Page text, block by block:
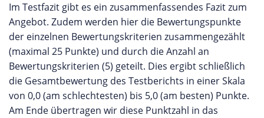
Im Testfazit gibt es ein zusammenfassendes Fazit zum
Angebot. Zudem werden hier die Bewertungspunkte
der einzelnen Bewertungskriterien zusammengezählt
(maximal 25 Punkte) und durch die Anzahl an
Bewertungskriterien (5) geteilt. Dies ergibt schließlich
die Gesamtbewertung des Testberichts in einer Skala
von 0,0 (am schlechtesten) bis 5,0 (am besten) Punkte.
Am Ende übertragen wir diese Punktzahl in das